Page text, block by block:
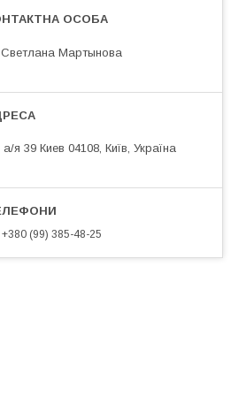
Светлана Мартынова
а/я 39 Киев 04108, Київ, Україна
+380 (99) 385-48-25